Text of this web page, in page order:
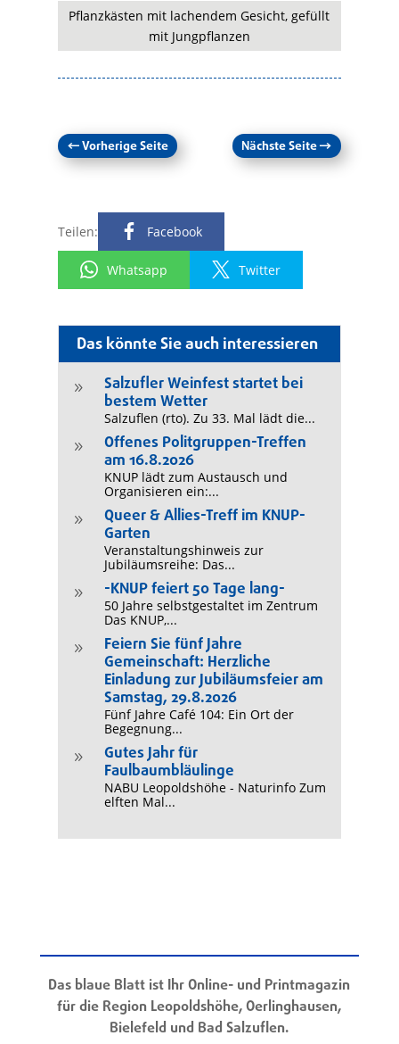
Das könnte Sie auch interessieren
9
Salzufler Weinfest startet bei
bestem Wetter
Salzuflen (rto). Zu 33. Mal lädt die...
9
Offenes Politgruppen-Treffen
am 16.8.2026
KNUP lädt zum Austausch und
Organisieren ein:...
9
Queer & Allies-Treff im KNUP-
Garten
Veranstaltungshinweis zur
Jubiläumsreihe: Das...
9 -KNUP feiert 50 Tage lang-
50 Jahre selbstgestaltet im Zentrum
Das KNUP,...
9
Feiern Sie fünf Jahre
Gemeinschaft: Herzliche
Einladung zur Jubiläumsfeier am
Samstag, 29.8.2026
Fünf Jahre Café 104: Ein Ort der
Begegnung...
9
Gutes Jahr für
Faulbaumbläulinge
NABU Leopoldshöhe - Naturinfo Zum
elften Mal...
Pflanzkästen mit lachendem Gesicht, gefüllt
mit Jungpflanzen
←Vorherige Seite Nächste Seite→
Teilen: Facebook
Whatsapp Twitter
Das blaue Blatt ist Ihr Online- und Printmagazin
für die Region Leopoldshöhe, Oerlinghausen,
Bielefeld und Bad Salzuflen.